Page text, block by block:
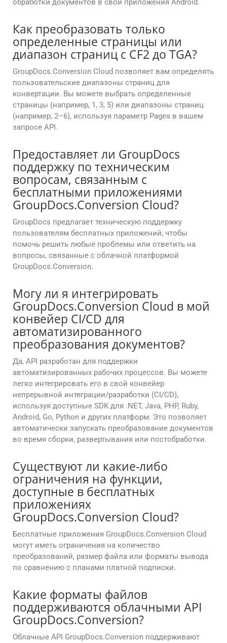
обработки документов в свои приложения Android.
Как преобразовать только
определенные страницы или
диапазон страниц с CF2 до TGA?
GroupDocs.Conversion Cloud позволяет вам определять
пользовательские диапазоны страниц для
конвертации. Вы можете выбрать определенные
страницы (например, 1, 3, 5) или диапазоны страниц
(например, 2–6), используя параметр Pages в вашем
запросе API.
Предоставляет ли GroupDocs
поддержку по техническим
вопросам, связанным с
бесплатными приложениями
GroupDocs.Conversion Cloud?
GroupDocs предлагает техническую поддержку
пользователям бесплатных приложений, чтобы
помочь решить любые проблемы или ответить на
вопросы, связанные с облачной платформой
GroupDocs.Conversion.
Могу ли я интегрировать
GroupDocs.Conversion Cloud в мой
конвейер CI/CD для
автоматизированного
преобразования документов?
Да, API разработан для поддержки
автоматизированных рабочих процессов. Вы можете
легко интегрировать его в свой конвейер
непрерывной интеграции/разработки (CI/CD),
используя доступные SDK для .NET, Java, PHP, Ruby,
Android, Go, Python и других платформ. Это позволяет
автоматически запускать преобразование документов
во время сборки, развертывания или постобработки.
Существуют ли какие-либо
ограничения на функции,
доступные в бесплатных
приложениях
GroupDocs.Conversion Cloud?
Бесплатные приложения GroupDocs.Conversion Cloud
могут иметь ограничения на количество
преобразований, размер файла или форматы вывода
по сравнению с планами платной подписки.
Какие форматы файлов
поддерживаются облачными API
GroupDocs.Conversion?
Облачные API GroupDocs.Conversion поддерживают